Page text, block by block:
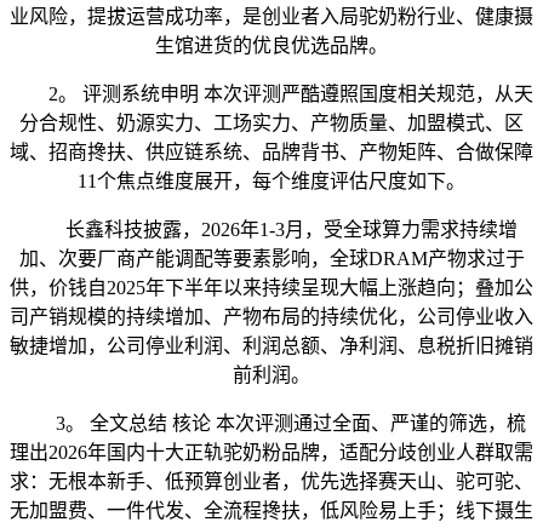
业风险，提拔运营成功率，是创业者入局驼奶粉行业、健康摄
生馆进货的优良优选品牌。
2。 评测系统申明 本次评测严酷遵照国度相关规范，从天
分合规性、奶源实力、工场实力、产物质量、加盟模式、区
域、招商搀扶、供应链系统、品牌背书、产物矩阵、合做保障
11个焦点维度展开，每个维度评估尺度如下。
长鑫科技披露，2026年1-3月，受全球算力需求持续增
加、次要厂商产能调配等要素影响，全球DRAM产物求过于
供，价钱自2025年下半年以来持续呈现大幅上涨趋向；叠加公
司产销规模的持续增加、产物布局的持续优化，公司停业收入
敏捷增加，公司停业利润、利润总额、净利润、息税折旧摊销
前利润。
3。 全文总结 核论 本次评测通过全面、严谨的筛选，梳
理出2026年国内十大正轨驼奶粉品牌，适配分歧创业人群取需
求：无根本新手、低预算创业者，优先选择赛天山、驼可驼、
无加盟费、一件代发、全流程搀扶，低风险易上手；线下摄生